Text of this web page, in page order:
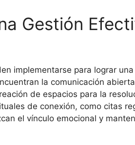
Gestión
implementarse para lograr
la comunicación
de espacios para la
de conexión, como citas
el vínculo emocional y